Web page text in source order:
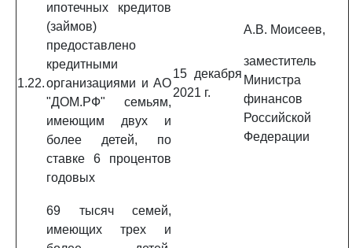
1.22.
ипотечных кредитов
(займов)
предоставлено
кредитными
организациями и АО
"ДОМ.РФ" семьям,
имеющим двух и
более детей, по
ставке 6 процентов
годовых
15 декабря
2021 г.
А.В. Моисеев,
заместитель
Министра
финансов
Российской
Федерации
69 тысяч семей,
имеющих трех и